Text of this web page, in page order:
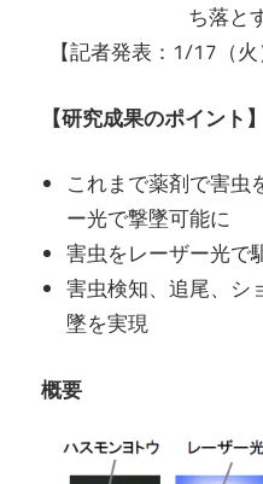
ち落と
【記者発表：1/17（
【研究成果のポイント】
これまで薬剤で害虫
ー光で撃墜可能に
害虫をレーザー光で
害虫検知、追尾、シ
墜を実現
概要